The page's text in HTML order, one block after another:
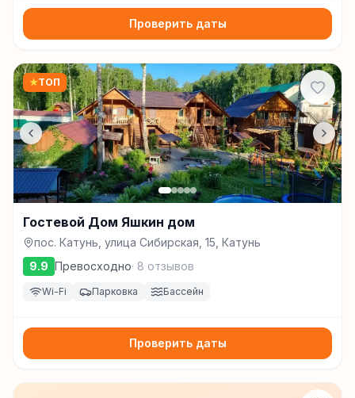
Проверить даты
★ТОП
Гостевой Дом Яшкин дом
пос. Катунь, улица Сибирская, 15, Катунь
9.9 Превосходно· 8 отзывов
Wi-Fi Парковка Бассейн
Проверить даты